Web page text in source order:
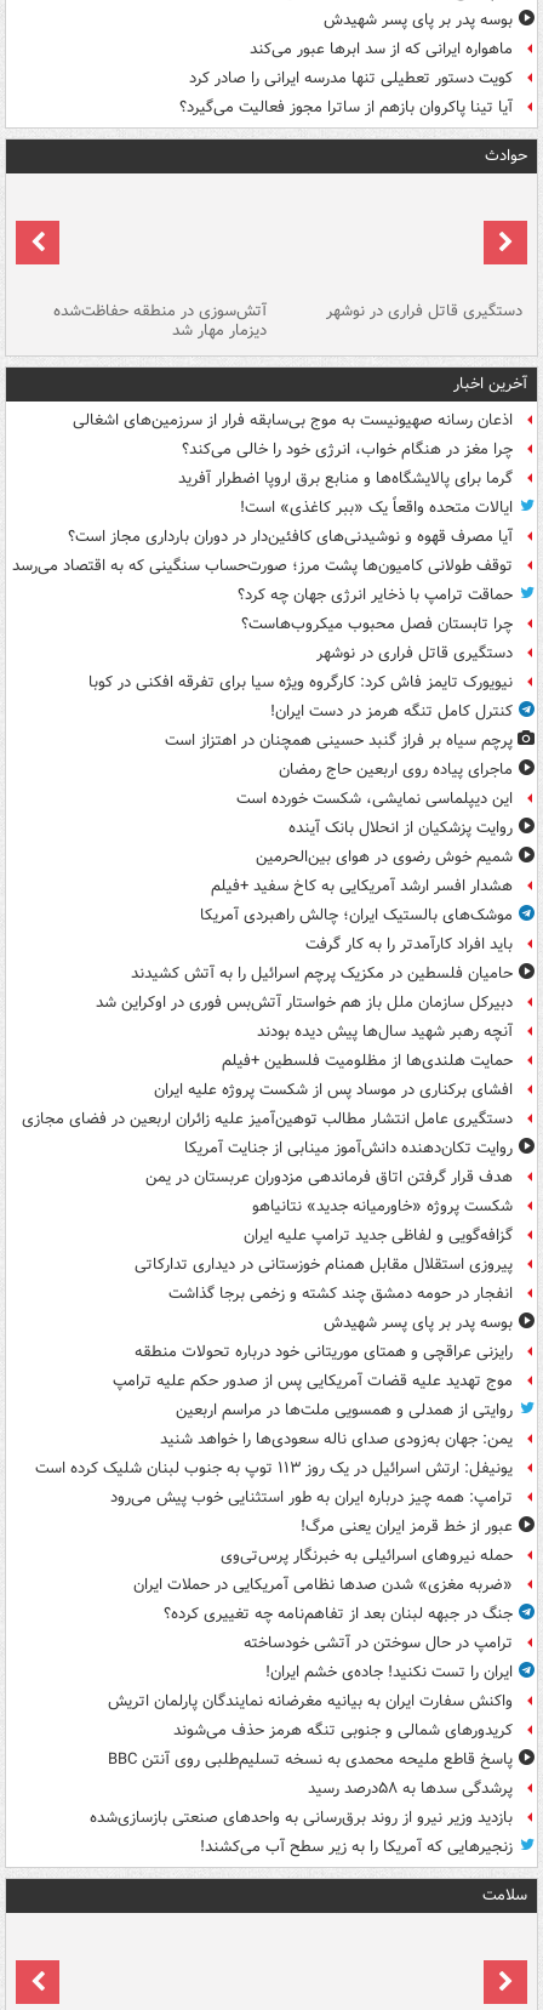
بوسه‌ پدر بر پای پسر شهیدش
ماهواره ایرانی که از سد ابرها عبور می‌کند
کویت دستور تعطیلی تنها مدرسه ایرانی را صادر کرد
آیا تینا پاکروان بازهم از ساترا مجوز فعالیت می‌گیرد؟
حوادث
دستگیری قاتل فراری در نوشهر آتش‌سوزی در منطقه حفاظت‌شده
دیزمار مهار شد
آخرین اخبار
اذعان رسانه صهیونیست به موج بی‌سابقه فرار از سرزمین‌های اشغالی
چرا مغز در هنگام خواب، انرژی خود را خالی می‌کند؟
گرما برای پالایشگاه‌ها و منابع برق اروپا اضطرار آفرید
ایالات متحده واقعاً یک «ببر کاغذی» است!
آیا مصرف قهوه و نوشیدنی‌های کافئین‌دار در دوران بارداری مجاز است؟
توقف طولانی کامیون‌ها پشت مرز؛ صورت‌حساب سنگینی که به اقتصاد می‌رسد
حماقت ترامپ با ذخایر انرژی جهان چه کرد؟
چرا تابستان فصل محبوب میکروب‌هاست؟
دستگیری قاتل فراری در نوشهر
نیویورک تایمز فاش کرد: کارگروه ویژه سیا برای تفرقه افکنی در کوبا
کنترل کامل تنگه هرمز در دست ایران!
پرچم سیاه بر فراز گنبد حسینی همچنان در اهتزاز است
ماجرای پیاده روی اربعین حاج رمضان
این دیپلماسی نمایشی، شکست خورده است
روایت پزشکیان از انحلال بانک آینده
شمیم خوش رضوی در هوای بین‌الحرمین
هشدار افسر ارشد آمریکایی به کاخ سفید +فیلم
موشک‌های بالستیک ایران؛ چالش راهبردی آمریکا
باید افراد کارآمدتر را به کار گرفت
حامیان فلسطین در مکزیک پرچم اسرائیل را به آتش کشیدند
دبیرکل سازمان ملل باز هم خواستار آتش‌بس فوری در اوکراین شد
آنچه رهبر شهید سال‌ها پیش دیده بودند
حمایت هلندی‌ها از مظلومیت فلسطین +فیلم
افشای برکناری در موساد پس از شکست پروژه علیه ایران
دستگیری عامل انتشار مطالب توهین‌آمیز علیه زائران اربعین در فضای مجازی
روایت تکان‌دهنده دانش‌آموز مینابی از جنایت آمریکا
هدف قرار گرفتن اتاق‌ فرماندهی مزدوران عربستان در یمن
شکست پروژه «خاورمیانه جدید» نتانیاهو
گزافه‌گویی و لفاظی جدید ترامپ علیه ایران
پیروزی استقلال مقابل همنام خوزستانی در دیداری تدارکاتی
انفجار در حومه دمشق چند کشته و زخمی برجا گذاشت
بوسه‌ پدر بر پای پسر شهیدش
رایزنی عراقچی و همتای موریتانی خود درباره تحولات منطقه
موج تهدید علیه قضات آمریکایی پس از صدور حکم علیه ترامپ
روایتی از همدلی و همسویی ملت‌ها در مراسم اربعین
یمن: جهان به‌زودی صدای ناله سعودی‌ها را خواهد شنید
یونیفل: ارتش اسرائیل در یک روز ۱۱۳ توپ به جنوب لبنان شلیک کرده است
ترامپ: همه چیز درباره ایران به طور استثنایی خوب پیش می‌رود
عبور از خط قرمز ایران یعنی مرگ!
حمله نیروهای اسرائیلی به خبرنگار پرس‌تی‌وی
«ضربه مغزی» شدن صدها نظامی آمریکایی در حملات ایران
جنگ در جبهه لبنان بعد از تفاهم‌نامه چه تغییری کرده؟
ترامپ در حال سوختن در آتشی خودساخته
ایران را تست نکنید! جاده‌ی خشم ایران!
واکنش سفارت ایران به بیانیه مغرضانه نمایندگان پارلمان اتریش
کریدورهای شمالی و جنوبی تنگه هرمز حذف می‌شوند
پاسخ قاطع ملیحه محمدی به نسخه تسلیم‌طلبی روی آنتن BBC
پرشدگی سدها به ۵۸درصد رسید
بازدید وزیر نیرو از روند برق‌رسانی به واحدهای صنعتی بازسازی‌شده
زنجیرهایی که آمریکا را به زیر سطح آب می‌کشند!
سلامت